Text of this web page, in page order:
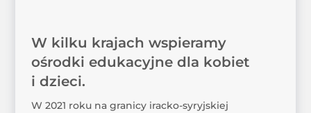
W kilku krajach wspieramy
ośrodki edukacyjne dla kobiet
i dzieci.
W 2021 roku na granicy iracko-syryjskiej